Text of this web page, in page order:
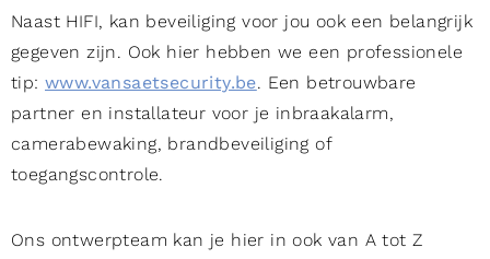
Naast HIFI, kan beveiliging voor jou ook een belangrijk
gegeven zijn. Ook hier hebben we een professionele
tip: www.vansaetsecurity.be. Een betrouwbare
partner en installateur voor je inbraakalarm,
camerabewaking, brandbeveiliging of
toegangscontrole.
Ons ontwerpteam kan je hier in ook van A tot Z